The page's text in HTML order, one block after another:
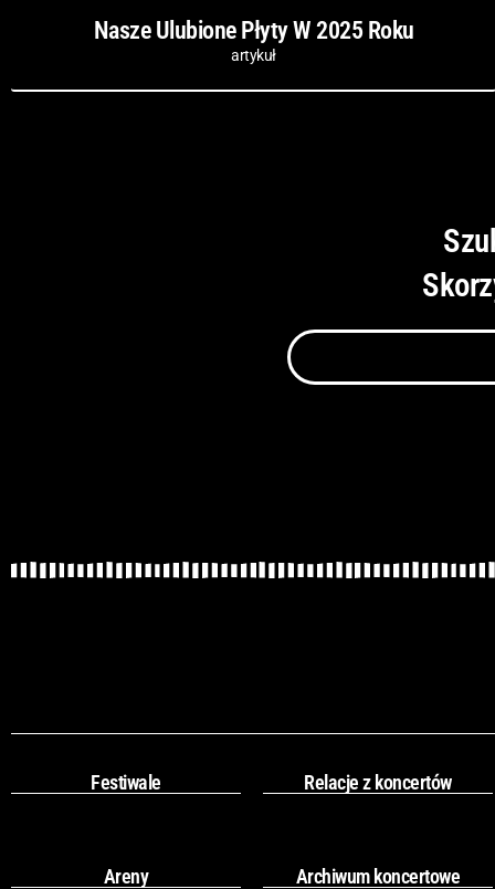
Nasze Ulubione Płyty W 2025 Roku
artykuł
Szukaj
Festiwale Relacje z koncertów
Areny Archiwum koncertowe